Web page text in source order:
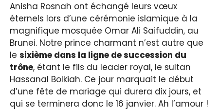
Anisha Rosnah ont échangé leurs vœux
éternels lors d’une cérémonie islamique à la
magnifique mosquée Omar Ali Saifuddin, au
Brunei. Notre prince charmant n’est autre que
le sixième dans la ligne de succession du
trône, étant le fils du leader royal, le sultan
Hassanal Bolkiah. Ce jour marquait le début
d’une fête de mariage qui durera dix jours, et
qui se terminera donc le 16 janvier. Ah l’amour !